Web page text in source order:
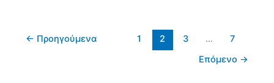
← Προηγούμενα 1 2 3 …
7
Επόμενο →